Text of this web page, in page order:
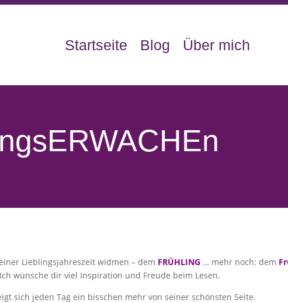
Startseite Blog Über mich
Lieblingsjahreszeit widmen – dem FRÜHLING … mehr noch: dem
wünsche dir viel Inspiration und Freude beim Lesen.
sich jeden Tag ein bisschen mehr von seiner schönsten Seite.